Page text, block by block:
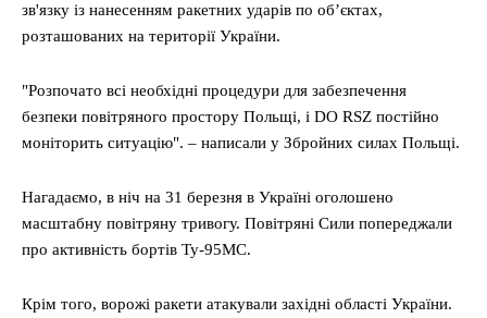
зв'язку із нанесенням ракетних ударів по об’єктах,
розташованих на території України.
"Розпочато всі необхідні процедури для забезпечення
безпеки повітряного простору Польщі, і DO RSZ постійно
моніторить ситуацію". – написали у Збройних силах Польщі.
Нагадаємо, в ніч на 31 березня в Україні оголошено
масштабну повітряну тривогу. Повітряні Сили попереджали
про активність бортів Ту-95МС.
Крім того, ворожі ракети атакували західні області України.